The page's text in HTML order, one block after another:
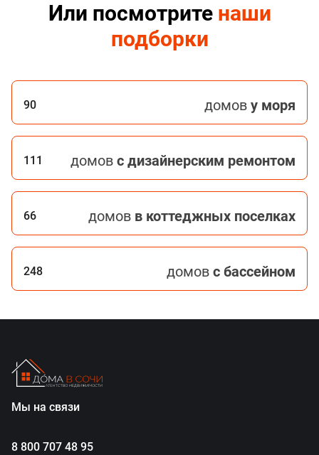
Или посмотрите наши
подборки
90 домов у моря
111 домов с дизайнерским ремонтом
66 домов в коттеджных поселках
248 домов с бассейном
Мы на связи
8 800 707 48 95